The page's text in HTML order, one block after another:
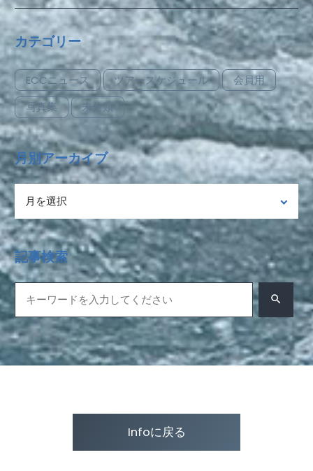
カテゴリー
ECCニュース ツアースケジュール
会員用
写真集
未分類
月別アーカイブ
記事検索
Infoに戻る